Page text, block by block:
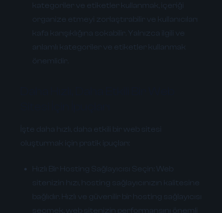
kategoriler ve etiketler kullanmak, içeriği
organize etmeyi zorlaştırabilir ve kullanıcıları
kafa karışıklığına sokabilir. Yalnızca ilgili ve
anlamlı kategoriler ve etiketler kullanmak
önemlidir.
İşte daha hızlı, daha etkili bir web sitesi
oluşturmak için pratik ipuçları:
Hızlı Bir Hosting Sağlayıcısı Seçin: Web
sitenizin hızı, hosting sağlayıcınızın kalitesine
bağlıdır. Hızlı ve güvenilir bir hosting sağlayıcısı
seçmek, web sitenizin performansını önemli